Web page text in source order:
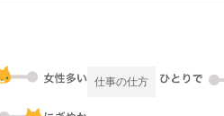
仕事の仕方